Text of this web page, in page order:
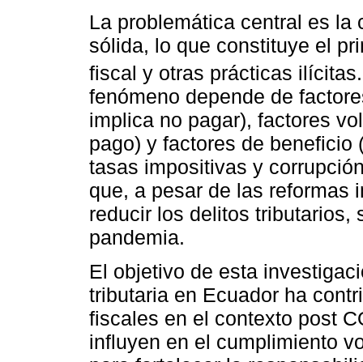
La problemática central es la
sólida, lo que constituye el
fiscal y otras prácticas
fenómeno depende de
implica no pagar), factores
pago) y factores de
tasas impositivas y
que, a pesar de las reformas
reducir los delitos tributarios,
pandemia.
El objetivo de esta
tributaria en Ecuador ha
fiscales en el contexto post
influyen en el cumplimiento